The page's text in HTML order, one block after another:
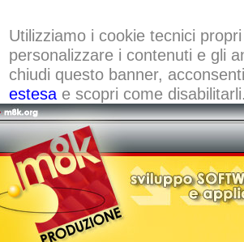
Utilizziamo i cookie tecnici
personalizzare i contenuti e gli
chiudi questo banner,
estesae scopri come